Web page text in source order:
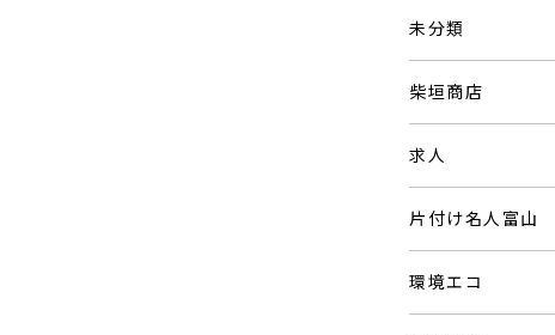
未分類
柴垣商店
求人
片付け名人富山
環境エコ